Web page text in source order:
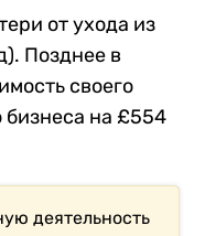
от ухода из
Позднее в
своего
бизнеса на £554
деятельность